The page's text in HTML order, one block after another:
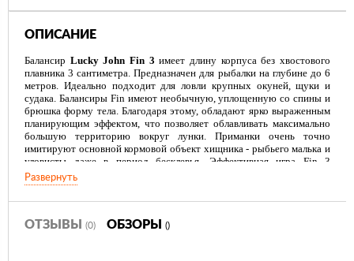
ОПИСАНИЕ
Балансир Lucky John Fin 3 имеет длину корпуса без хвостового
плавника 3 сантиметра. Предназначен для рыбалки на глубине до 6
метров. Идеально подходит для ловли крупных окуней, щуки и
судака. Балансиры Fin имеют необычную, уплощенную со спины и
брюшка форму тела. Благодаря этому, обладают ярко выраженным
планирующим эффектом, что позволяет облавливать максимально
большую территорию вокруг лунки. Приманки очень точно
имитируют основной кормовой объект хищника - рыбьего малька и
уловисты даже в период бесклевья. Эффективная игра Fin 3
соблазнит не только хищника, находящегося непосредственно
рядом с лункой, но и привлечет рыбу, находящуюся на отдалении
от нее.
Развернуть
ОТЗЫВЫ (0) ОБЗОРЫ ()